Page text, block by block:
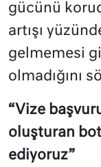
gücünü
artışı
gelmemesi
olmadığını
“Vize
oluşturan
ediyoruz”